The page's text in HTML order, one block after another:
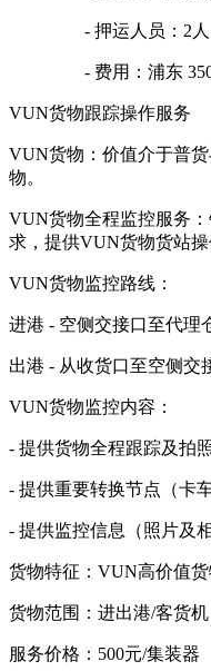
- 押运人员：2人
- 费用：浦东 3500
VUN货物跟踪操作服务
VUN货物：价值介于普
物。
VUN货物全程监控服务
求，提供VUN货物货站操
VUN货物监控路线：
进港 - 空侧交接口至代理
出港 - 从收货口至空侧交
VUN货物监控内容：
- 提供货物全程跟踪及拍
- 提供重要转换节点（卡
- 提供监控信息（照片及
货物特征：VUN高价值货
货物范围：进出港/客货机
服务价格：500元/集装器